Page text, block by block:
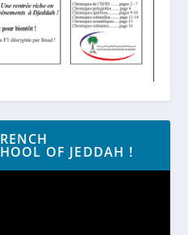
OF JEDDAH !